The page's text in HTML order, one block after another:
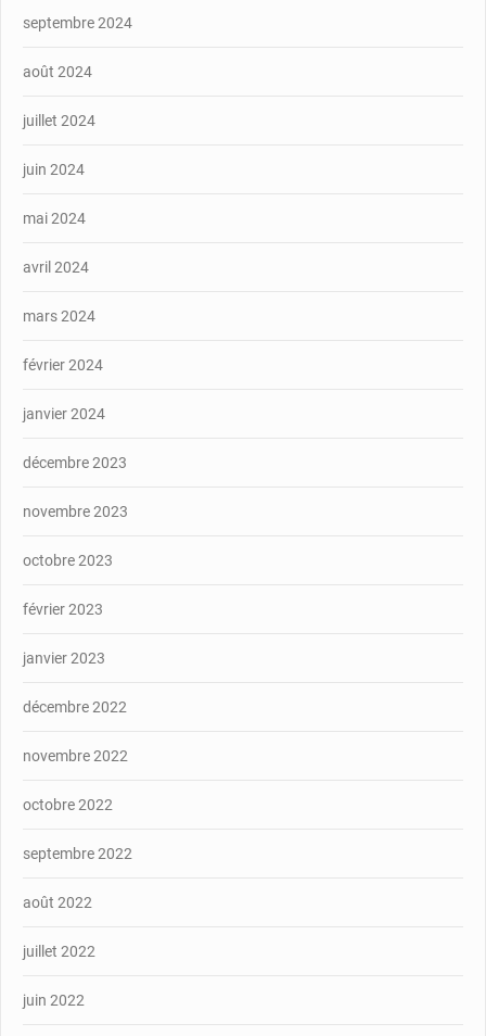
septembre 2024
août 2024
juillet 2024
juin 2024
mai 2024
avril 2024
mars 2024
février 2024
janvier 2024
décembre 2023
novembre 2023
octobre 2023
février 2023
janvier 2023
décembre 2022
novembre 2022
octobre 2022
septembre 2022
août 2022
juillet 2022
juin 2022